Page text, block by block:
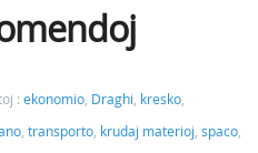
: ekonomio Draghi kresko
transporto krudaj materioj spaco